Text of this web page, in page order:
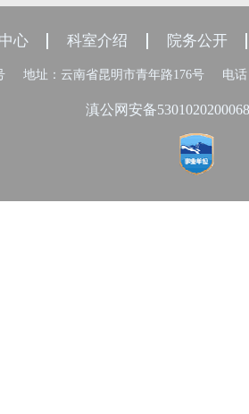
心 科室介绍 院务公开
地址：云南省昆明市青年路176号 电话
滇公网安备